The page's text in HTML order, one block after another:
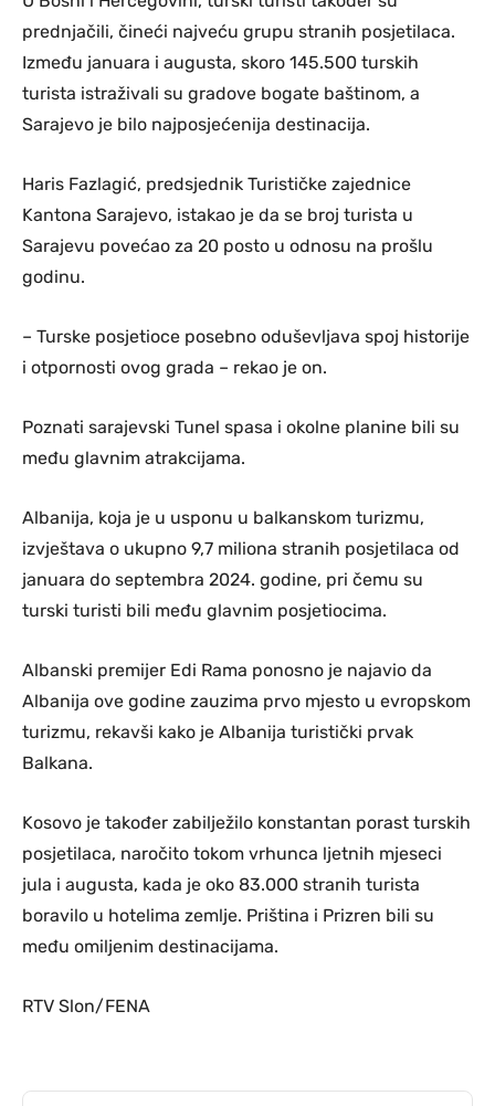
prednjačili, čineći najveću grupu stranih posjetilaca.
Između januara i augusta, skoro 145.500 turskih
turista istraživali su gradove bogate baštinom, a
Sarajevo je bilo najposjećenija destinacija.
Haris Fazlagić, predsjednik Turističke zajednice
Kantona Sarajevo, istakao je da se broj turista u
Sarajevu povećao za 20 posto u odnosu na prošlu
godinu.
– Turske posjetioce posebno oduševljava spoj historije
i otpornosti ovog grada – rekao je on.
Poznati sarajevski Tunel spasa i okolne planine bili su
među glavnim atrakcijama.
Albanija, koja je u usponu u balkanskom turizmu,
izvještava o ukupno 9,7 miliona stranih posjetilaca od
januara do septembra 2024. godine, pri čemu su
turski turisti bili među glavnim posjetiocima.
Albanski premijer Edi Rama ponosno je najavio da
Albanija ove godine zauzima prvo mjesto u evropskom
turizmu, rekavši kako je Albanija turistički prvak
Balkana.
Kosovo je također zabilježilo konstantan porast turskih
posjetilaca, naročito tokom vrhunca ljetnih mjeseci
jula i augusta, kada je oko 83.000 stranih turista
boravilo u hotelima zemlje. Priština i Prizren bili su
među omiljenim destinacijama.
RTV Slon/FENA